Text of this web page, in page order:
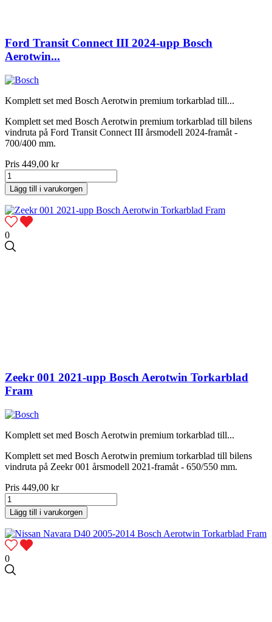
Ford Transit Connect III 2024-upp Bosch
Aerotwin...
Komplett set med Bosch Aerotwin premium torkarblad till...
Komplett set med Bosch Aerotwin premium torkarblad till bilens
vindruta på Ford Transit Connect III årsmodell 2024-framåt -
700/400 mm.
Pris 449,00 kr
Lägg till i varukorgen
0
Zeekr 001 2021-upp Bosch Aerotwin Torkarblad
Fram
Komplett set med Bosch Aerotwin premium torkarblad till...
Komplett set med Bosch Aerotwin premium torkarblad till bilens
vindruta på Zeekr 001 årsmodell 2021-framåt - 650/550 mm.
Pris 449,00 kr
Lägg till i varukorgen
0